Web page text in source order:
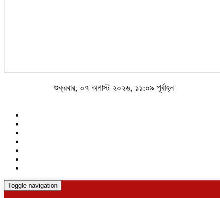
শুক্রবার, ০৭ অগাস্ট ২০২৬, ১১:০৯ পূর্বাহ্ন
Toggle navigation